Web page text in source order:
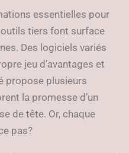
essentielles pour
tiers font surface
Des logiciels variés
jeu d’avantages et
propose plusieurs
la promesse d’un
de tête. Or, chaque
pas?